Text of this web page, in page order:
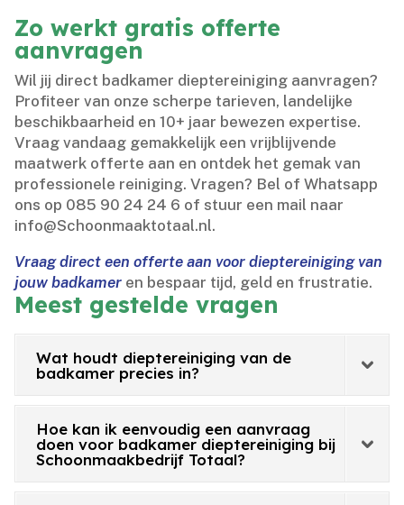
Zo werkt gratis offerte
aanvragen
Wil jij direct badkamer dieptereiniging aanvragen?
Profiteer van onze scherpe tarieven, landelijke
beschikbaarheid en 10+ jaar bewezen expertise.​
Vraag vandaag gemakkelijk een vrijblijvende
maatwerk offerte aan en ontdek het gemak van
professionele reiniging.​ Vragen? Bel of Whatsapp
ons op 085 90 24 24 6 of stuur een mail naar
info@Schoonmaaktotaal.​nl.​
Vraag direct een offerte aan voor dieptereiniging van
jouw badkamer en bespaar tijd, geld en frustratie.​
Meest gestelde vragen
Wat houdt dieptereiniging van de
badkamer precies in?
Hoe kan ik eenvoudig een aanvraag
doen voor badkamer dieptereiniging bij
Schoonmaakbedrijf Totaal?